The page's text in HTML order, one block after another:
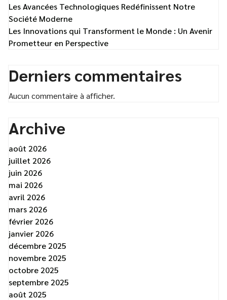
Les Avancées Technologiques Redéfinissent Notre
Société Moderne
Les Innovations qui Transforment le Monde : Un Avenir
Prometteur en Perspective
Derniers commentaires
Aucun commentaire à afficher.
Archive
août 2026
juillet 2026
juin 2026
mai 2026
avril 2026
mars 2026
février 2026
janvier 2026
décembre 2025
novembre 2025
octobre 2025
septembre 2025
août 2025